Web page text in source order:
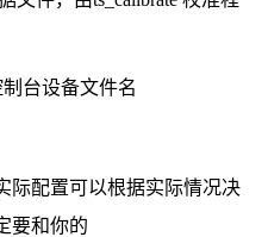
台设备文件名
际配置可以根据实际情况决
要和你的